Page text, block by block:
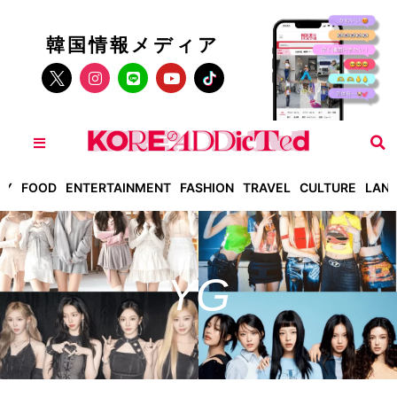
韓国情報メディア
FOOD ENTERTAINMENT FASHION TRAVEL CULTURE
YG